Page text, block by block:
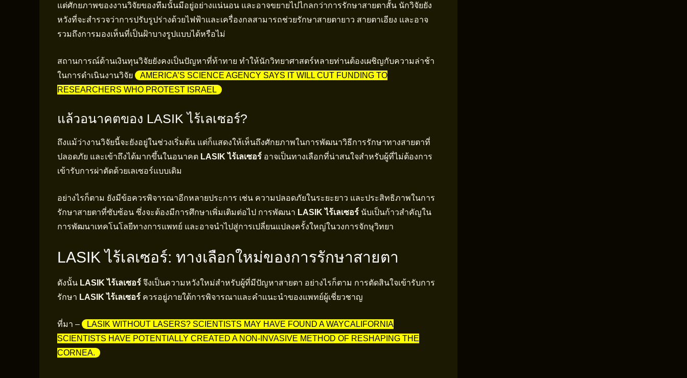
แต่ศักยภาพของงานวิจัยของทีมนั้นมีอยู่อย่างแน่นอน และอาจขยายไปไกลกว่าการรักษาสายตาสั้น นักวิจัยยัง
หวังที่จะสำรวจว่าการปรับรูปร่างด้วยไฟฟ้าและเครื่องกลสามารถช่วยรักษาสายตายาว สายตาเอียง และอาจ
รวมถึงการมองเห็นที่เป็นฝ้าบางรูปแบบได้หรือไม่
สถานการณ์ด้านเงินทุนวิจัยยังคงเป็นปัญหาที่ท้าทาย ทำให้นักวิทยาศาสตร์หลายท่านต้องเผชิญกับความล่าช้า
ในการดำเนินงานวิจัย
AMERICA’S SCIENCE AGENCY SAYS IT WILL CUT FUNDING TO
RESEARCHERS WHO PROTEST ISRAEL
แล้วอนาคตของ LASIK ไร้เลเซอร์?
ถึงแม้ว่างานวิจัยนี้จะยังอยู่ในช่วงเริ่มต้น แต่ก็แสดงให้เห็นถึงศักยภาพในการพัฒนาวิธีการรักษาทางสายตาที่
ปลอดภัย และเข้าถึงได้มากขึ้นในอนาคต LASIK ไร้เลเซอร์ อาจเป็นทางเลือกที่น่าสนใจสำหรับผู้ที่ไม่ต้องการ
เข้ารับการผ่าตัดด้วยเลเซอร์แบบเดิม
อย่างไรก็ตาม ยังมีข้อควรพิจารณาอีกหลายประการ เช่น ความปลอดภัยในระยะยาว และประสิทธิภาพในการ
รักษาสายตาที่ซับซ้อน ซึ่งจะต้องมีการศึกษาเพิ่มเติมต่อไป การพัฒนา LASIK ไร้เลเซอร์ นับเป็นก้าวสำคัญใน
การพัฒนาเทคโนโลยีทางการแพทย์ และอาจนำไปสู่การเปลี่ยนแปลงครั้งใหญ่ในวงการจักษุวิทยา
LASIK ไร้เลเซอร์: ทางเลือกใหม่ของการรักษาสายตา
ดังนั้น LASIK ไร้เลเซอร์ จึงเป็นความหวังใหม่สำหรับผู้ที่มีปัญหาสายตา อย่างไรก็ตาม การตัดสินใจเข้ารับการ
รักษา LASIK ไร้เลเซอร์ ควรอยู่ภายใต้การพิจารณาและคำแนะนำของแพทย์ผู้เชี่ยวชาญ
ที่มา –
LASIK WITHOUT LASERS? SCIENTISTS MAY HAVE FOUND A WAYCALIFORNIA
SCIENTISTS HAVE POTENTIALLY CREATED A NON-INVASIVE METHOD OF RESHAPING THE
CORNEA.